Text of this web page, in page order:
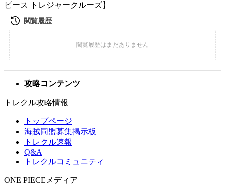
ピース トレジャークルーズ】
攻略コンテンツ
トレクル攻略情報
トップページ
海賊同盟募集掲示板
トレクル速報
Q&A
トレクルコミュニティ
ONE PIECEメディア